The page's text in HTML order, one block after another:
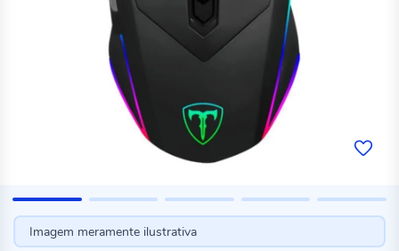
Imagem meramente ilustrativa